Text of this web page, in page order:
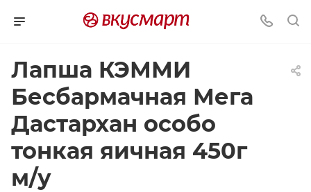
Лапша КЭММИ
Бесбармачная Мега
Дастархан особо
тонкая яичная 450г
м/у